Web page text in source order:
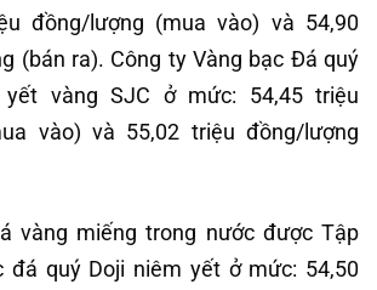
đồng/lượng (mua vào) và 54,90
(bán ra). Công ty Vàng bạc Đá quý
yết vàng SJC ở mức: 54,45 triệu
vào) và 55,02 triệu đồng/lượng
vàng miếng trong nước được Tập
đá quý Doji niêm yết ở mức: 54,50